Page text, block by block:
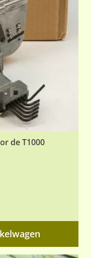
de T1000